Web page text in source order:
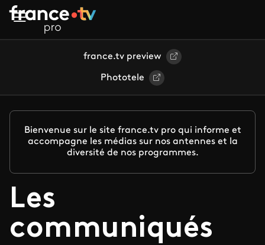
Aller au contenu principal
france.tv preview
Phototele
Bienvenue sur le site france.tv pro qui informe et
accompagne les médias sur nos antennes et la
diversité de nos programmes.
Les
communiqués